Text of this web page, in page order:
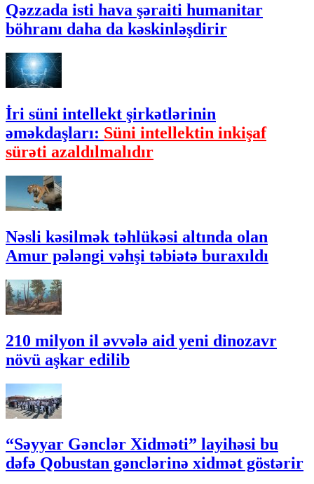
Qəzzada isti hava şəraiti humanitar
böhranı daha da kəskinləşdirir
İri süni intellekt şirkətlərinin
əməkdaşları: Süni intellektin inkişaf
sürəti azaldılmalıdır
Nəsli kəsilmək təhlükəsi altında olan
Amur pələngi vəhşi təbiətə buraxıldı
210 milyon il əvvələ aid yeni dinozavr
növü aşkar edilib
“Səyyar Gənclər Xidməti” layihəsi bu
dəfə Qobustan gənclərinə xidmət göstərir